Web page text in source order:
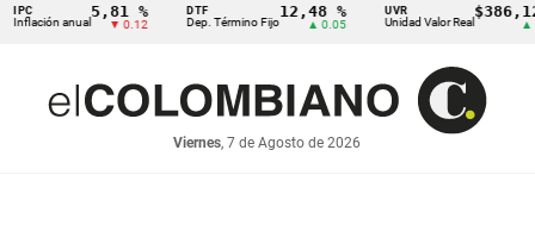
anual
5,81 %
▼ 0.12
DTF
Dep. Término Fijo
12,48 %
▲ 0.05
UVR
Unidad Valor Real
$386,1273
Viernes, 7 de Agosto de 2026